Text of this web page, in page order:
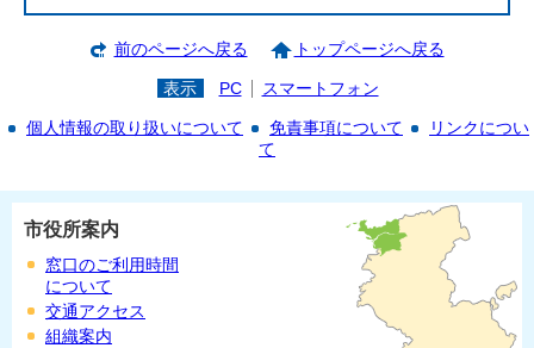
前のページへ戻る トップページへ戻る
表示 PC スマートフォン
個人情報の取り扱いについて 免責事項について
リンクについ
て
市役所案内
窓口のご利用時間
について
交通アクセス
組織案内